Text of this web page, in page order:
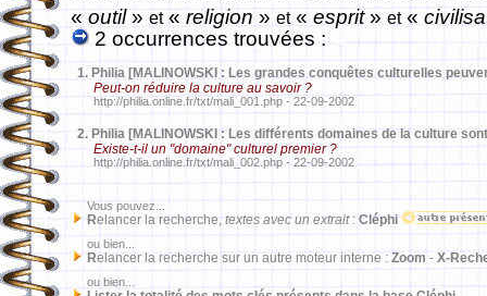
«outil» et« religion » et« esprit» et«
2 occurrences trouvées :
1. Philia [MALINOWSKI : Les grandes conquêtes culturelles
Peut-on réduire la culture au savoir ?
http://philia.online.fr/txt/mali_001.php - 22-09-2002
2. Philia [MALINOWSKI : Les différents domaines de la culture
Existe-t-il un "domaine" culturel premier ?
http://philia.online.fr/txt/mali_002.php - 22-09-2002
Vous pouvez...
Relancer la recherche, textes avec un extrait: Cléphi
ou bien...
Relancer la recherche sur un autre moteur interne : Zoom - X-
ou bien...